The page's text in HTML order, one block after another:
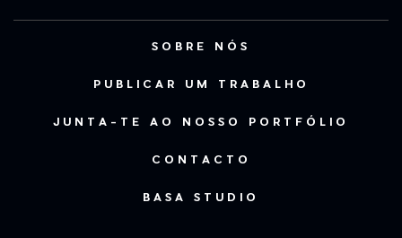
SOBRE NÓS
PUBLICAR UM TRABALHO
JUNTA-TE AO NOSSO PORTFÓLIO
CONTACTO
BASA STUDIO